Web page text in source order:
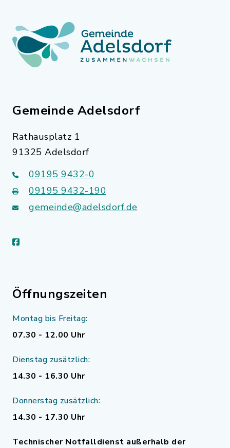
Gemeinde Adelsdorf
Rathausplatz 1
91325 Adelsdorf
09195 9432-0
09195 9432-190
gemeinde@adelsdorf.de
facebook
Öffnungszeiten
Montag bis Freitag:
07.30 - 12.00 Uhr
Dienstag zusätzlich:
14.30 - 16.30 Uhr
Donnerstag zusätzlich:
14.30 - 17.30 Uhr
Technischer Notfalldienst außerhalb der